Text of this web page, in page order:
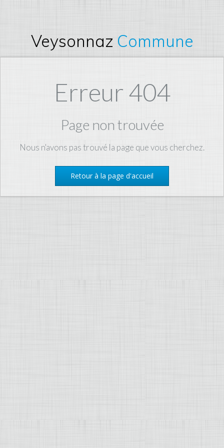
Veysonnaz Commune
Erreur 404
Page non trouvée
Nous n'avons pas trouvé la page que vous cherchez.
Retour à la page d'accueil